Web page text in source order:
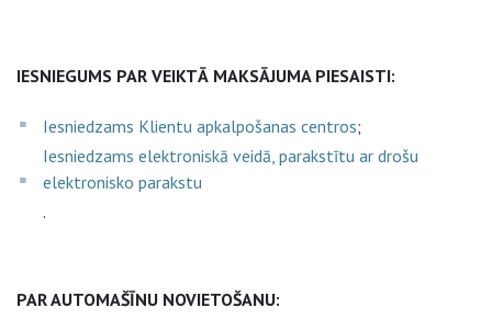
IESNIEGUMS PAR VEIKTĀ MAKSĀJUMA PIESAISTI:
Iesniedzams Klientu apkalpošanas centros;
Iesniedzams elektroniskā veidā, parakstītu ar drošu
elektronisko parakstu
.
PAR AUTOMAŠĪNU NOVIETOŠANU: